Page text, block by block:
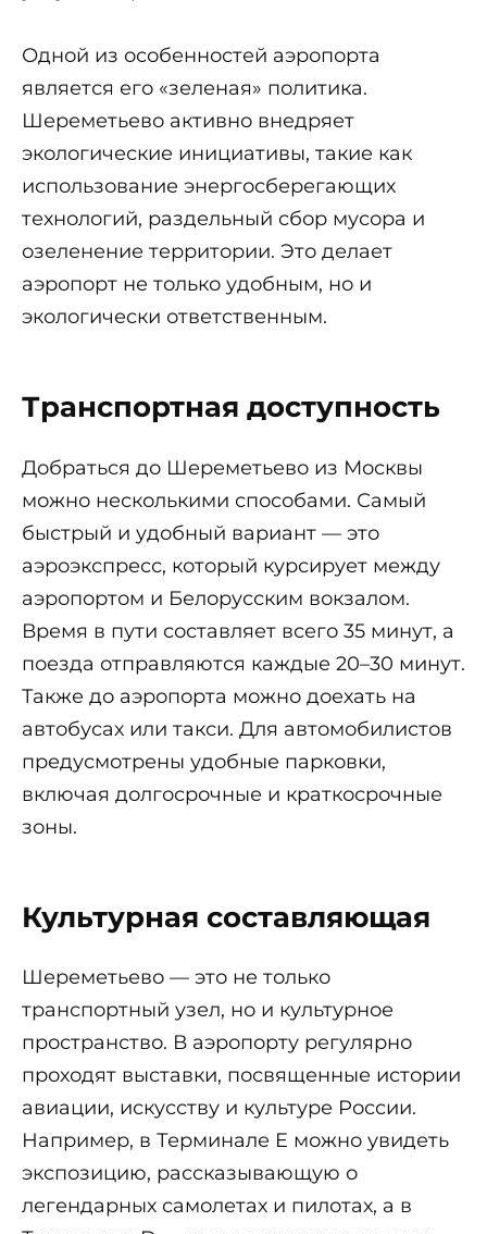
Одной из особенностей аэропорта
является его «зеленая» политика.
Шереметьево активно внедряет
экологические инициативы, такие как
использование энергосберегающих
технологий, раздельный сбор мусора и
озеленение территории. Это делает
аэропорт не только удобным, но и
экологически ответственным.
Транспортная доступность
Добраться до Шереметьево из Москвы
можно несколькими способами. Самый
быстрый и удобный вариант — это
аэроэкспресс, который курсирует между
аэропортом и Белорусским вокзалом.
Время в пути составляет всего 35 минут, а
поезда отправляются каждые 20–30 минут.
Также до аэропорта можно доехать на
автобусах или такси. Для автомобилистов
предусмотрены удобные парковки,
включая долгосрочные и краткосрочные
зоны.
Культурная составляющая
Шереметьево — это не только
транспортный узел, но и культурное
пространство. В аэропорту регулярно
проходят выставки, посвященные истории
авиации, искусству и культуре России.
Например, в Терминале E можно увидеть
экспозицию, рассказывающую о
легендарных самолетах и пилотах, а в